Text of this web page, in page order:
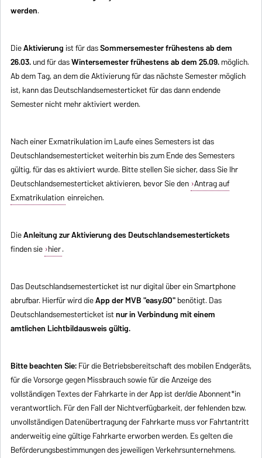
werden.
DieAktivierungist für dasSommersemester frühestens ab dem
26.03.und für dasWintersemester frühestens ab dem 25.09.möglich.
Ab dem Tag, an dem die Aktivierung für das nächste Semester möglich
ist, kann das Deutschlandsemesterticket für das dann endende
Semester nicht mehr aktiviert werden.
Nach einer Exmatrikulation im Laufe eines Semesters ist das
Deutschlandsemesterticket weiterhin bis zum Ende des Semesters
gültig, für das es aktiviert wurde. Bitte stellen Sie sicher, dass Sie Ihr
Deutschlandsemesterticket aktivieren, bevor Sie den Antrag auf
Exmatrikulation einreichen.
DieAnleitung zur Aktivierung des Deutschlandsemestertickets
finden sie hier.
Das Deutschlandsemesterticket ist nur digital über ein Smartphone
abrufbar. Hierfür wird dieApp der MVB "easy.GO"benötigt. Das
Deutschlandsemesterticket istnur in Verbindung mit einem
amtlichen Lichtbildausweisgültig.
Bitte beachten Sie:Für die Betriebsbereitschaft des mobilen Endgeräts,
für die Vorsorge gegen Missbrauch sowie für die Anzeige des
vollständigen Textes der Fahrkarte in der App ist der/die Abonnent*in
verantwortlich. Für den Fall der Nichtverfügbarkeit, der fehlenden bzw.
unvollständigen Datenübertragung der Fahrkarte muss vor Fahrtantritt
anderweitig eine gültige Fahrkarte erworben werden. Es gelten die
Beförderungsbestimmungen des jeweiligen Verkehrsunternehmens.